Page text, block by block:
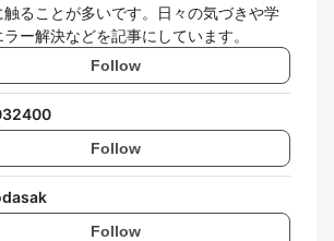
触ることが多いです。日々の気づきや学
ー解決などを記事にしています。
Follow
Follow
Follow